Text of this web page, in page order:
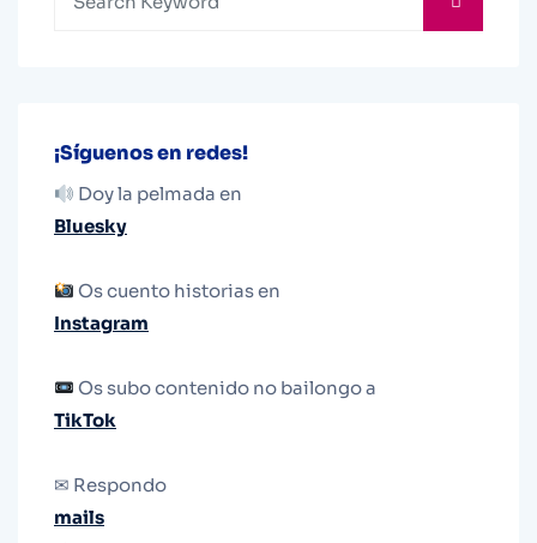
¡Síguenos en redes!
Doy la pelmada en
Bluesky
Os cuento historias en
Instagram
Os subo contenido no bailongo a
TikTok
✉ Respondo
mails